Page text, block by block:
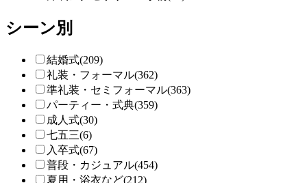
シーン別
結婚式(209)
礼装・フォーマル(362)
準礼装・セミフォーマル(363)
パーティー・式典(359)
成人式(30)
七五三(6)
入卒式(67)
普段・カジュアル(454)
夏用・浴衣など(212)